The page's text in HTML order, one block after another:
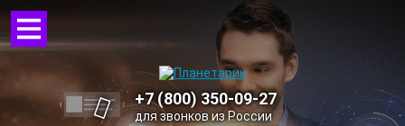
+7 (800) 350-09-27
для звонков из России